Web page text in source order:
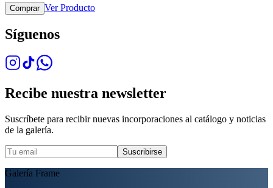
Comprar Ver Producto
Síguenos
Recibe nuestra newsletter
Suscríbete para recibir nuevas incorporaciones al catálogo y noticias
de la galería.
Suscribirse
Galería Frame